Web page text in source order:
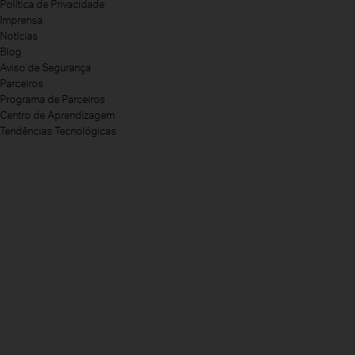
Política de Privacidade
Imprensa
Notícias
Blog
Aviso de Segurança
Parceiros
Programa de Parceiros
Centro de Aprendizagem
Tendências Tecnológicas